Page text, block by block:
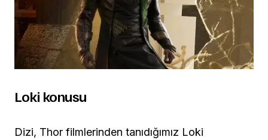
Loki konusu
Dizi, Thor filmlerinden tanıdığımız Loki